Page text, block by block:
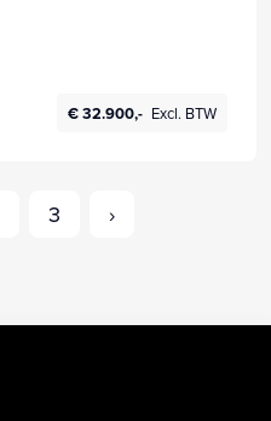
€ 32.900,- Excl. BTW
3 ›